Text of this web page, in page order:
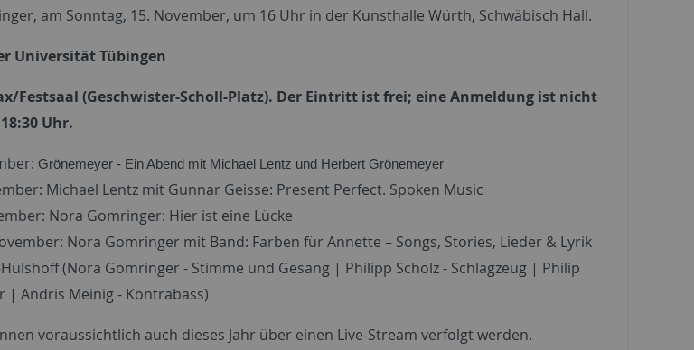
am Sonntag, 15. November, um 16 Uhr in der Kunsthalle Würth, Schwäbisch Hall.
Universität Tübingen
Festsaal (Geschwister-Scholl-Platz). Der Eintritt ist frei; eine Anmeldung ist nicht
Uhr.
Grönemeyer - Ein Abend mit Michael Lentz und Herbert Grönemeyer
Michael Lentz mit Gunnar Geisse: Present Perfect. Spoken Music
Nora Gomringer: Hier ist eine Lücke
Nora Gomringer mit Band: Farben für Annette – Songs, Stories, Lieder & Lyrik
(Nora Gomringer - Stimme und Gesang | Philipp Scholz - Schlagzeug | Philip
| Andris Meinig - Kontrabass)
voraussichtlich auch dieses Jahr über einen Live-Stream verfolgt werden.